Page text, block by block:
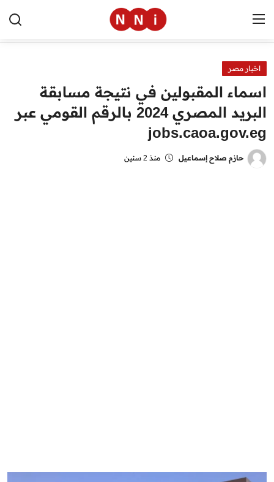
الرئيسية
اخبار مصر
العالم
الرياضة
اخبار مصر
اسماء المقبولين في نتيجة مسابقة
البريد المصري 2024 بالرقم القومي عبر
jobs.caoa.gov.eg
حازم صلاح إسماعيل منذ 2 سنين